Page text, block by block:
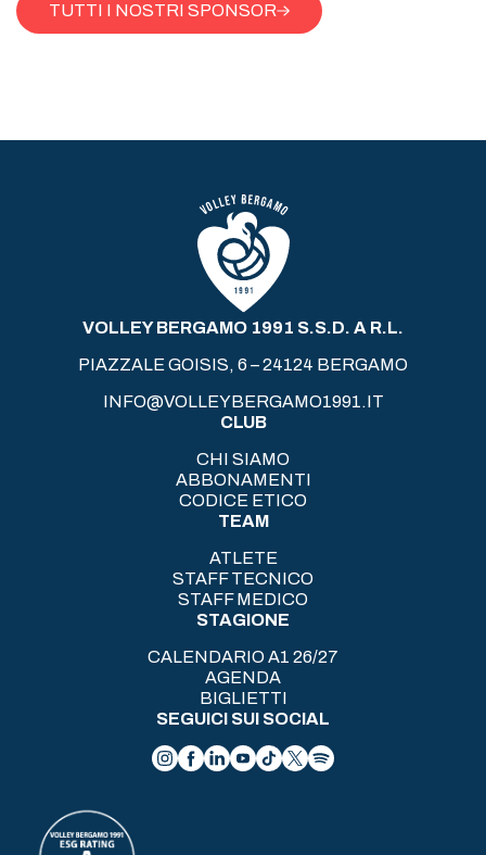
TUTTI I NOSTRI SPONSOR
VOLLEY BERGAMO 1991 S.S.D. A R.L.
PIAZZALE GOISIS, 6 – 24124 BERGAMO
INFO@VOLLEYBERGAMO1991.IT
CLUB
CHI SIAMO
ABBONAMENTI
CODICE ETICO
TEAM
ATLETE
STAFF TECNICO
STAFF MEDICO
STAGIONE
CALENDARIO A1 26/27
AGENDA
BIGLIETTI
SEGUICI SUI SOCIAL